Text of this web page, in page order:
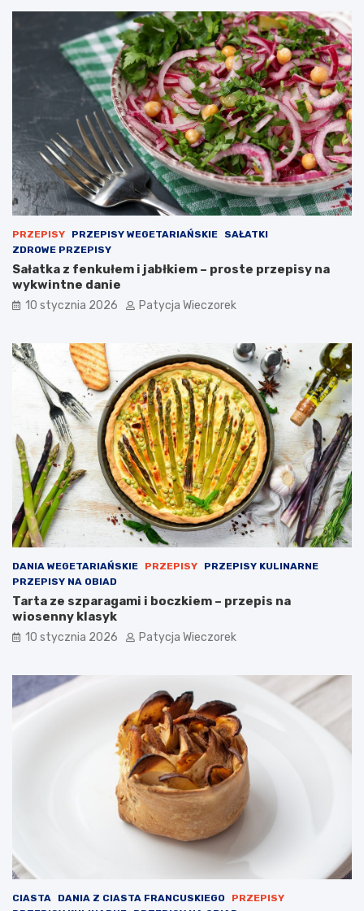
PRZEPISY PRZEPISY WEGETARIAŃSKIE
SAŁATKI
ZDROWE PRZEPISY
Sałatka z fenkułem i jabłkiem – proste przepisy na
wykwintne danie
10 stycznia 2026 Patycja Wieczorek
DANIA WEGETARIAŃSKIE PRZEPISY
PRZEPISY KULINARNE
PRZEPISY NA OBIAD
Tarta ze szparagami i boczkiem – przepis na
wiosenny klasyk
10 stycznia 2026 Patycja Wieczorek
CIASTA DANIA Z CIASTA FRANCUSKIEGO
PRZEPISY